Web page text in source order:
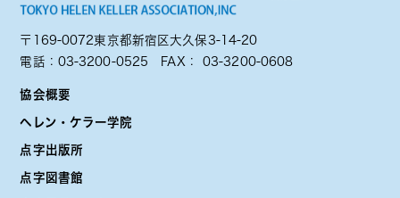
〒169-0072東京都新宿区大久保3-14-20
電話： 03-3200-0525 FAX： 03-3200-0608
協会概要
ヘレン・ケラー学院
点字出版所
点字図書館